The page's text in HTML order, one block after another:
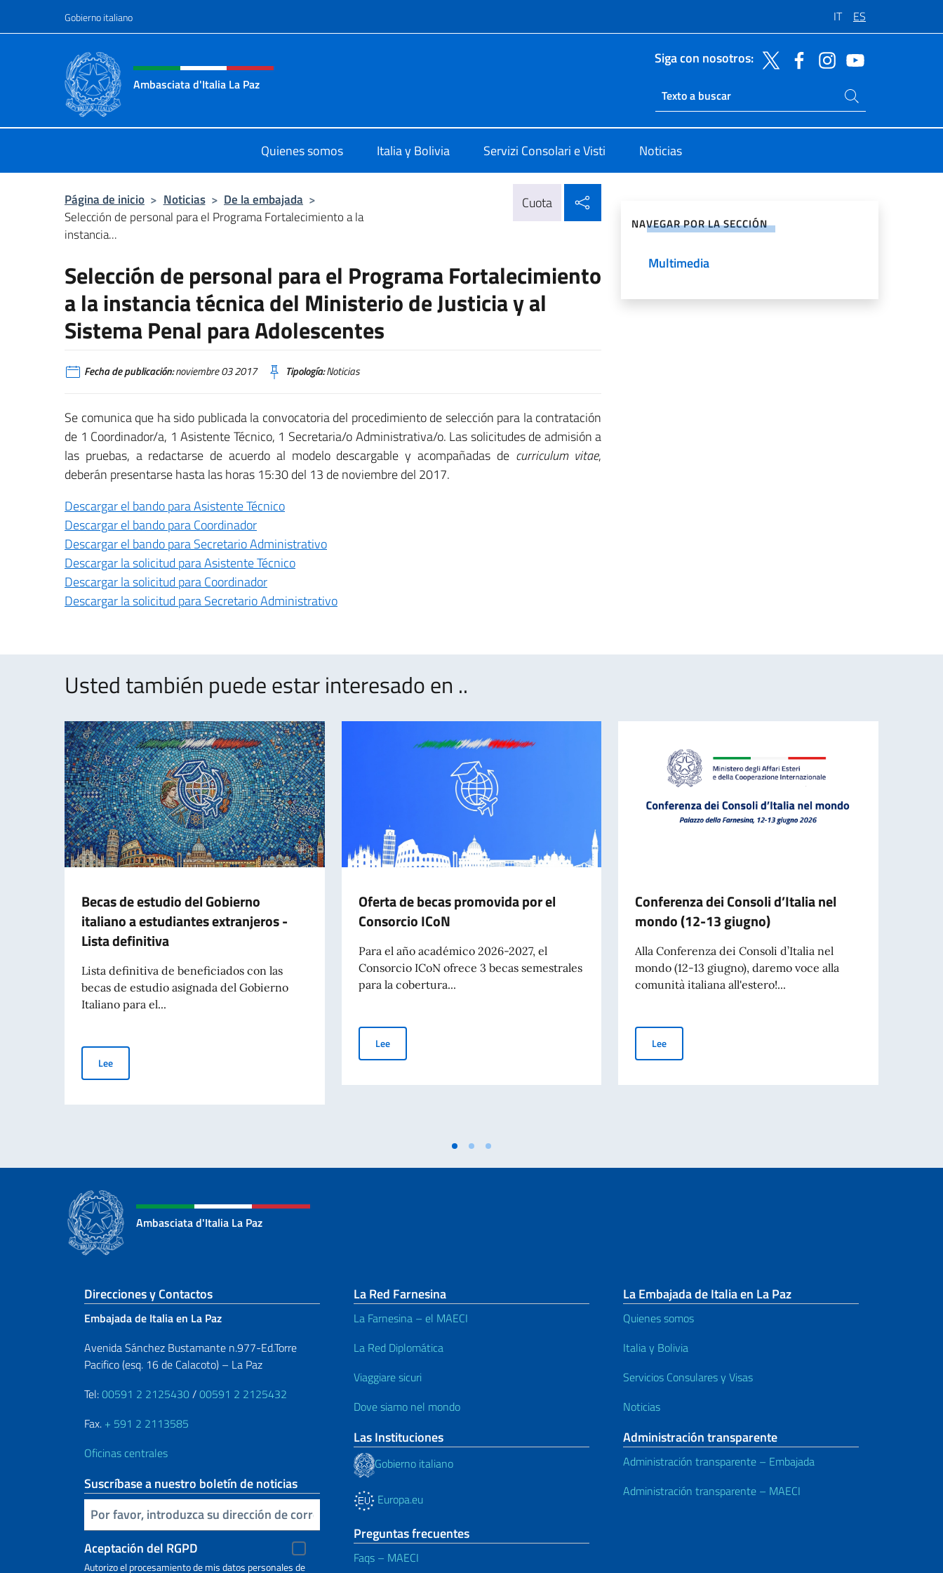
Gobierno italiano IT ES
Encabezado del sitio web, redes sociales y menú
Ambasciata d'Italia La Paz
Siga con nosotros:
Ricerca sito live
Buscar en el sitio
Quienes somos Italia y Bolivia Servizi Consolari e Visti Noticias
Página de inicio > Noticias > De la embajada >
Selección de personal para el Programa Fortalecimiento a la
instancia...
Cuota
Selección de personal para el Programa Fortalecimiento
a la instancia técnica del Ministerio de Justicia y al
Sistema Penal para Adolescentes
Fecha de publicación:noviembre 03 2017 Tipología:Noticias
Se comunica que ha sido publicada la convocatoria del procedimiento de selección para la contratación
de 1 Coordinador/a, 1 Asistente Técnico, 1 Secretaria/o Administrativa/o. Las solicitudes de admisión a
las pruebas, a redactarse de acuerdo al modelo descargable y acompañadas de curriculum vitae,
deberán presentarse hasta las horas 15:30 del 13 de noviembre del 2017.
Descargar el bando para Asistente Técnico
Descargar el bando para Coordinador
Descargar el bando para Secretario Administrativo
Descargar la solicitud para Asistente Técnico
Descargar la solicitud para Coordinador
Descargar la solicitud para Secretario Administrativo
NAVEGAR POR LA SECCIÓN
Multimedia
Usted también puede estar interesado en ..
Becas de estudio del Gobierno
italiano a estudiantes extranjeros -
Lista definitiva
Lista definitiva de beneficiados con las
becas de estudio asignada del Gobierno
Italiano para el...
LeeBecas de estudio del Gobierno italiano a estudiantes extranjeros - Lista definitiva
Oferta de becas promovida por el
Consorcio ICoN
Para el año académico 2026-2027, el
Consorcio ICoN ofrece 3 becas semestrales
para la cobertura...
LeeOferta de becas promovida por el Consorcio ICoN
Conferenza dei Consoli d’Italia nel
mondo (12-13 giugno)
Alla Conferenza dei Consoli d’Italia nel
mondo (12-13 giugno), daremo voce alla
comunità italiana all'estero!...
LeeConferenza dei Consoli d’Italia nel mondo (12-13 giugno)
Ambasciata d'Italia La Paz
Sezione footer
Direcciones y Contactos
Embajada de Italia en La Paz
Avenida Sánchez Bustamante n.977-Ed.Torre
Pacifico (esq. 16 de Calacoto) – La Paz
Tel:00591 2 2125430/00591 2 2125432
Fax. + 591 2 2113585
Oficinas centrales
Suscríbase a nuestro boletín de noticias
Inserta tu correo electronico
Aceptación del RGPD
Autorizo ​​el procesamiento de mis datos personales de
La Red Farnesina
La Farnesina – el MAECI
La Red Diplomática
Viaggiare sicuri
Dove siamo nel mondo
Las Instituciones
Gobierno italiano
Europa.eu
Preguntas frecuentes
Faqs – MAECI
La Embajada de Italia en La Paz
Quienes somos
Italia y Bolivia
Servicios Consulares y Visas
Noticias
Administración transparente
Administración transparente – Embajada
Administración transparente – MAECI